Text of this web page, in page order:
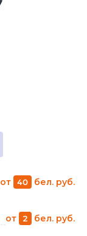
от 40 бел. руб.
от 2 бел. руб.